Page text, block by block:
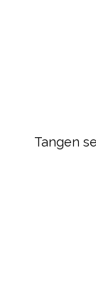
Tangen